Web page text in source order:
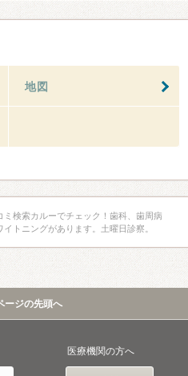
地図
検索カルーでチェック！歯科、歯周病
トニングがあります。土曜日診察。
ージの先頭へ
医療機関の方へ